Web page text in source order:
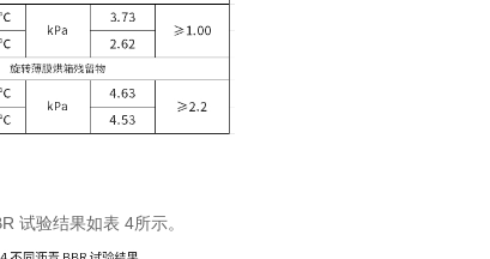
试验结果如表 4所示。